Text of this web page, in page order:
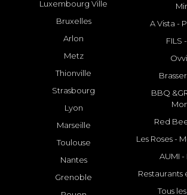
Luxembourg Ville
Bruxelles
Arlon
Metz
Thionville
Strasbourg
Lyon
Marseille
Toulouse
Nantes
Grenoble
A Vista -
FILS
BBQ
Red
Les Roses -
AUMI
Restaurants
Tous